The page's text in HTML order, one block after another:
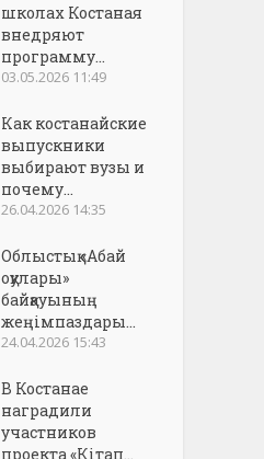
школах Костаная
внедряют
программу...
03.05.2026 11:49
Как костанайские
выпускники
выбирают вузы и
почему...
26.04.2026 14:35
Облыстық «Абай
оқулары»
байқауының
жеңімпаздары...
24.04.2026 15:43
В Костанае
наградили
участников
проекта «Кітап...